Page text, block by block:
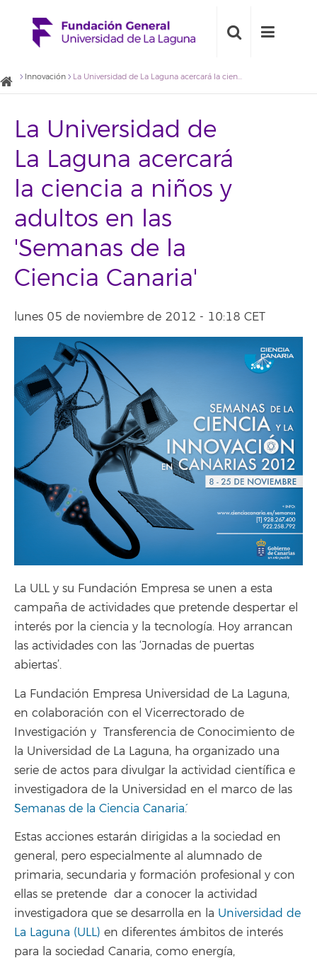
Innovación La Universidad de La Laguna acercará la ciencia a niños y adultos en las 'Semanas de la Ciencia Canaria'
La Universidad de
La Laguna acercará
la ciencia a niños y
adultos en las
'Semanas de la
Ciencia Canaria'
lunes 05 de noviembre de 2012 - 10:18 CET
La ULL y su Fundación Empresa se unen a esta
campaña de actividades que pretende despertar el
interés por la ciencia y la tecnología. Hoy arrancan
las actividades con las ‘Jornadas de puertas
abiertas’.
La Fundación Empresa Universidad de La Laguna,
en colaboración con el Vicerrectorado de
Investigación y Transferencia de Conocimiento de
la Universidad de La Laguna, ha organizado una
serie de actos para divulgar la actividad científica e
investigadora de la Universidad en el marco de las
`Semanas de la Ciencia Canaria´.
Estas acciones estarán dirigidas a la sociedad en
general, pero especialmente al alumnado de
primaria, secundaria y formación profesional y con
ellas se pretende dar a conocer la actividad
investigadora que se desarrolla en la Universidad de
La Laguna (ULL) en diferentes ámbitos de interés
para la sociedad Canaria, como energía,